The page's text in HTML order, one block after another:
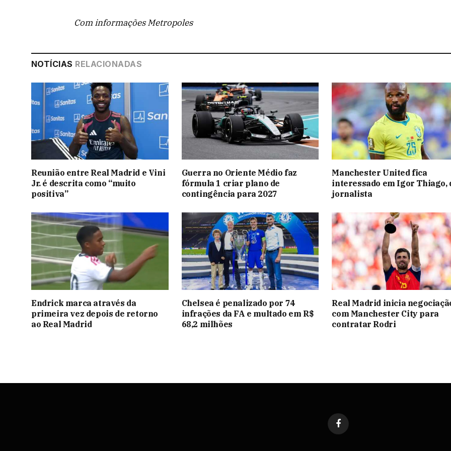
Com informações Metropoles
NOTÍCIAS RELACIONADAS
Reunião entre Real Madrid e Vini
Jr. é descrita como “muito
positiva”
Guerra no Oriente Médio faz
fórmula 1 criar plano de
contingência para 2027
Manchester United fica
interessado em Igor Thiago,
jornalista
Endrick marca através da
primeira vez depois de retorno
ao Real Madrid
Chelsea é penalizado por 74
infrações da FA e multado em R$
68,2 milhões
Real Madrid inicia
com Manchester City para
contratar Rodri
Facebook